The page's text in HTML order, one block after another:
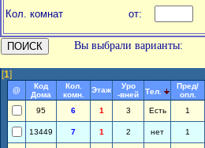
Кол. комнат от:
Вы выбрали варианты:
[1]
@
Код
Дома
Кол.
комн.
Этаж
Уро
-вней
Тел.
Пред/
опл.
95
6 1 3 Есть 1
13449 7 1 2 нет 1